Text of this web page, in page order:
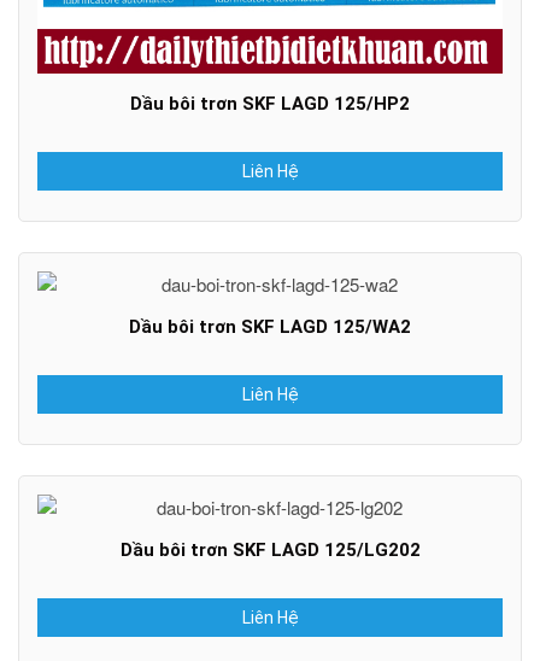
Dầu bôi trơn SKF LAGD 125/HP2
Liên Hệ
Dầu bôi trơn SKF LAGD 125/WA2
Liên Hệ
Dầu bôi trơn SKF LAGD 125/LG202
Liên Hệ